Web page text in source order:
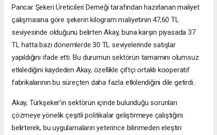
Pancar Şekeri Üreticileri Derneği tarafından hazırlanan maliyet
çalışmasına göre şekerin kilogram maliyetinin 47,60 TL
seviyesinde olduğunu belirten Akay, buna karşın piyasada 37
TL hatta bazı dönemlerde 30 TL seviyelerinde satışlar
yapıldığını ifade etti. Bu durumun sektörün tamamını olumsuz
etkilediğini kaydeden Akay, özellikle çiftçi ortaklı kooperatif
fabrikalarının bu süreçten daha fazla etkilendiğini dile getirdi.
Akay, Türkşeker’in sektörün içinde bulunduğu sorunları
çözmeye yönelik çeşitli politikalar geliştirmeye çalıştığını
belirterek, bu uygulamaların yeterince bilinmeden eleştiri